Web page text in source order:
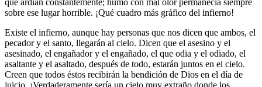
que ardían constantemente; humo con mal olor permanecía siempre
sobre ese lugar horrible. ¡Qué cuadro más gráfico del infierno!
Existe el infierno, aunque hay personas que nos dicen que ambos, el
pecador y el santo, llegarán al cielo. Dicen que el asesino y el
asesinado, el engañador y el engañado, el que odia y el odiado, el
asaltante y el asaltado, después de todo, estarán juntos en el cielo.
Creen que todos éstos recibirán la bendición de Dios en el día de
juicio. ¡Verdaderamente sería un cielo muy extraño donde los